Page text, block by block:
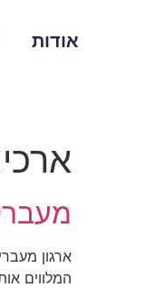
אודות
ארגון
המלווים